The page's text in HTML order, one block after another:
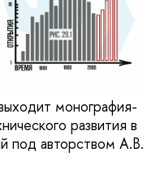
монография-
развития в
под авторством А.В.